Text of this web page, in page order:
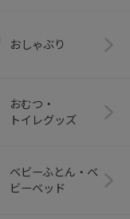
おしゃぶり
おむつ・
トイレグッズ
ベビーふとん・ベ
ビーベッド